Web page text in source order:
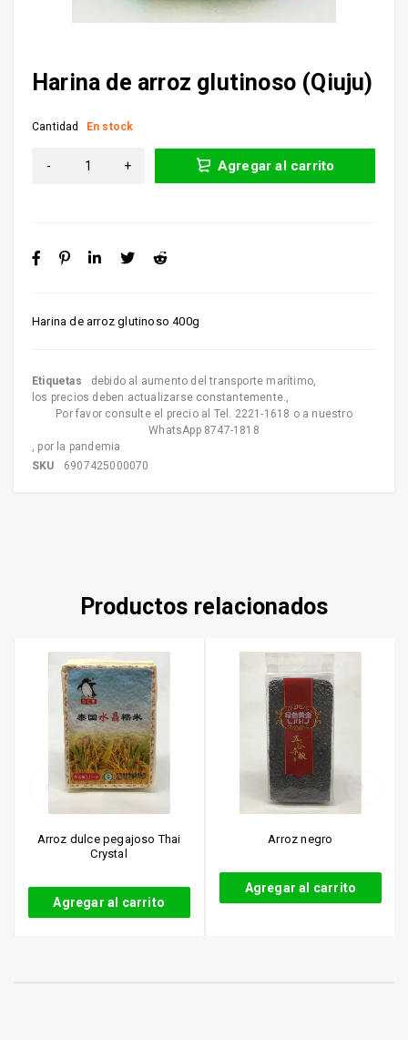
Harina de arroz glutinoso (Qiuju)
Harina de arroz glutinoso 400g
Cantidad En stock
Agregar al carrito
Etiquetas debido al aumento del transporte marítimo,
los precios deben actualizarse constantemente.,
Por favor consulte el precio al Tel. 2221-1618 o a nuestro
WhatsApp 8747-1818
, por la pandemia
SKU
6907425000070
Productos relacionados
Arroz dulce pegajoso Thai
Crystal
Agregar al carrito
Arroz negro
Agregar al carrito